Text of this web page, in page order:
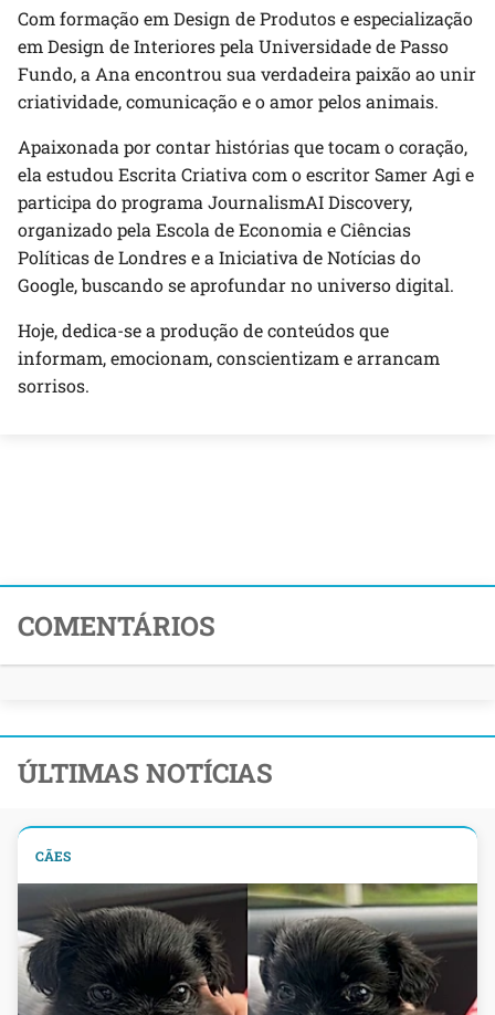
Com formação em Design de Produtos e especialização
em Design de Interiores pela Universidade de Passo
Fundo, a Ana encontrou sua verdadeira paixão ao unir
criatividade, comunicação e o amor pelos animais.
Apaixonada por contar histórias que tocam o coração,
ela estudou Escrita Criativa com o escritor Samer Agi e
participa do programa JournalismAI Discovery,
organizado pela Escola de Economia e Ciências
Políticas de Londres e a Iniciativa de Notícias do
Google, buscando se aprofundar no universo digital.
Hoje, dedica-se a produção de conteúdos que
informam, emocionam, conscientizam e arrancam
sorrisos.
COMENTÁRIOS
ÚLTIMAS NOTÍCIAS
CÃES